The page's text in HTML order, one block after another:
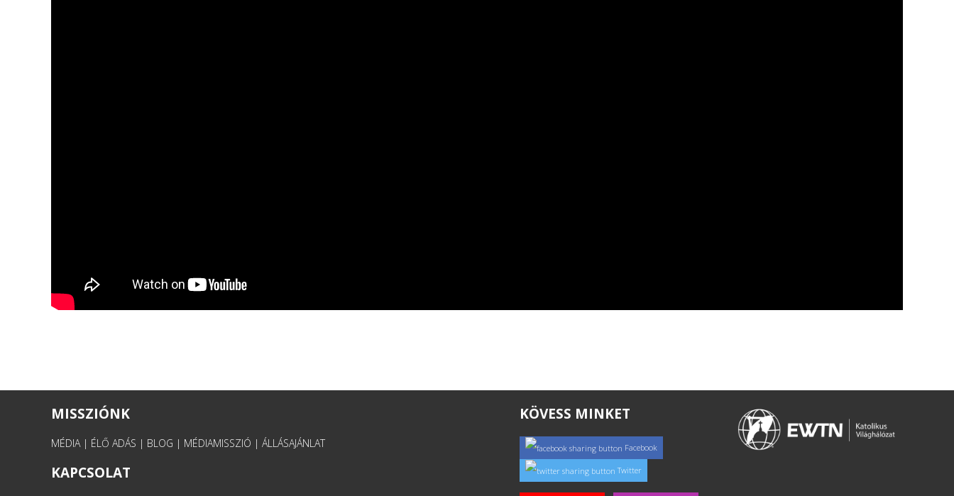
MISSZIÓNK
MÉDIA| ÉLŐ ADÁS | BLOG | MÉDIAMISSZIÓ | ÁLLÁSAJÁNLAT
KAPCSOLAT
KÖVESS MINKET
Facebook
Twitter